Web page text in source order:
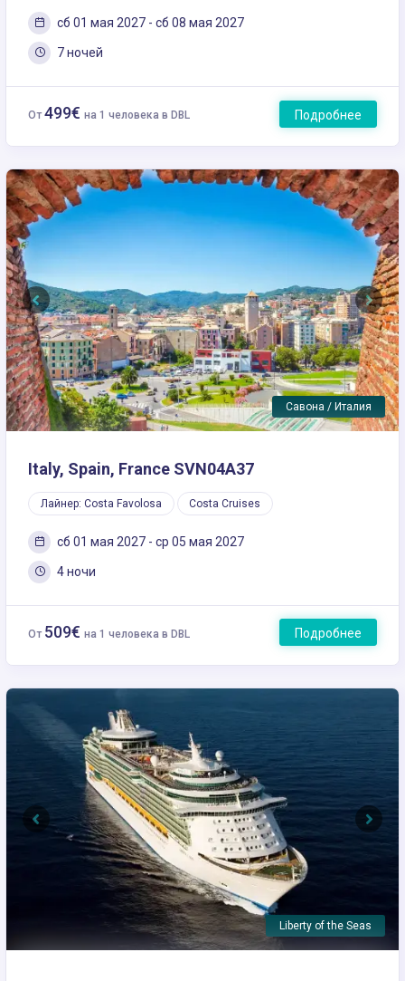
сб 01 мая 2027 - сб 08 мая 2027
7 ночей
От499€ на 1 человека в DBL Подробнее
Савона / Италия
Previous Next
Italy, Spain, France SVN04A37
Лайнер: Costa Favolosa Costa Cruises
сб 01 мая 2027 - ср 05 мая 2027
4 ночи
От 509€ на 1 человека в DBL Подробнее
Liberty of the Seas
Previous Next